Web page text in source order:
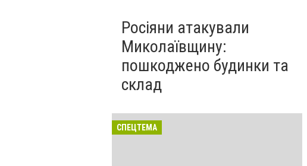
Росіяни атакували
Миколаївщину:
пошкоджено будинки та
склад
СПЕЦТЕМА